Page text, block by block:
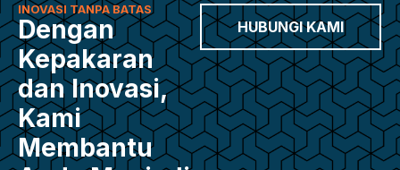
INOVASI TANPA BATAS
Dengan
Kepakaran
dan Inovasi,
Kami
Membantu
HUBUNGI KAMI